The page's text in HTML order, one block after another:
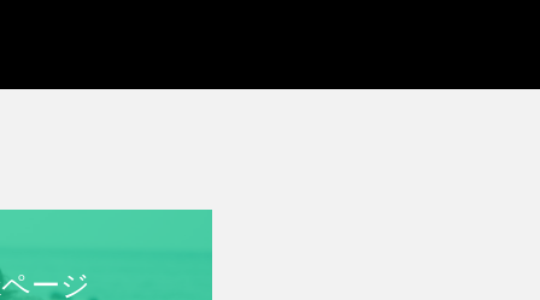
ージ